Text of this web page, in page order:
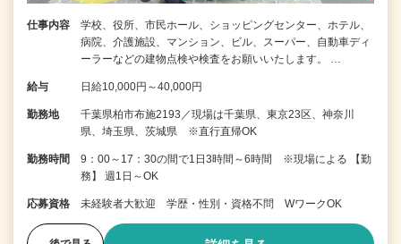
仕事内容
学校、役所、市民ホール、ショッピングセンター、ホテル、
病院、介護施設、マンション、ビル、スーパー、自動車ディ
ーラーなどの建物点検や検査をお願いいたします。 …
給与 日給10,000円～40,000円
勤務地
千葉県柏市布施2193／現場は千葉県、東京23区、神奈川
県、埼玉県、茨城県 ※直行直帰OK
勤務時間
9：00～17：30の間で1日3時間～6時間 ※現場による 【勤
務】 週1日～OK
応募資格 未経験者大歓迎 学歴・性別・資格不問 WワークOK